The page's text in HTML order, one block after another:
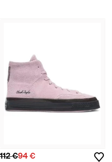
112 €94 €